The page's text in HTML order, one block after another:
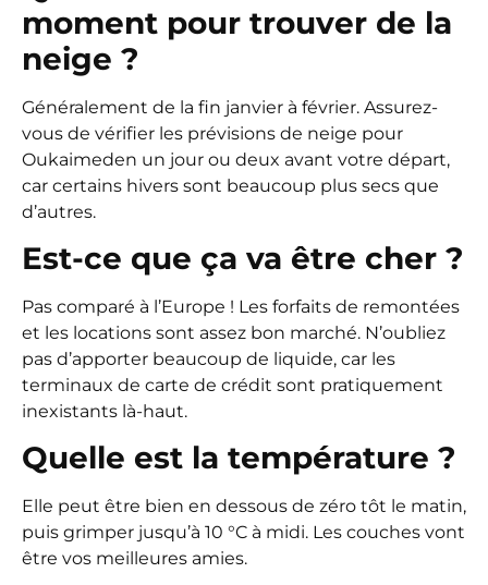
moment pour trouver de la
neige ?
Généralement de la fin janvier à février. Assurez-
vous de vérifier les prévisions de neige pour
Oukaimeden un jour ou deux avant votre départ,
car certains hivers sont beaucoup plus secs que
d’autres.
Est-ce que ça va être cher ?
Pas comparé à l’Europe ! Les forfaits de remontées
et les locations sont assez bon marché. N’oubliez
pas d’apporter beaucoup de liquide, car les
terminaux de carte de crédit sont pratiquement
inexistants là-haut.
Quelle est la température ?
Elle peut être bien en dessous de zéro tôt le matin,
puis grimper jusqu’à 10 °C à midi. Les couches vont
être vos meilleures amies.